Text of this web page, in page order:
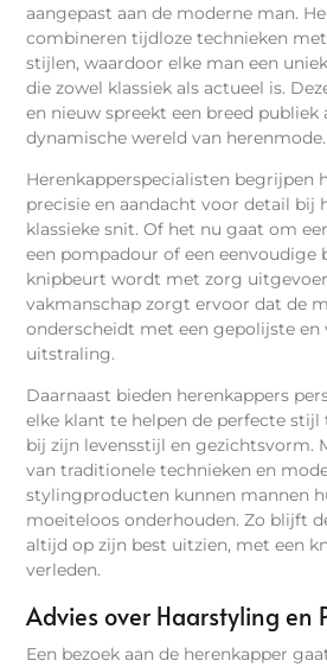
aangepast aan de moderne man.
combineren tijdloze technieken
stijlen, waardoor elke man een
die zowel klassiek als actueel is.
en nieuw spreekt een breed publiek
dynamische wereld van herenmode.
Herenkapperspecialisten begrijpen
precisie en aandacht voor detail bij
klassieke snit. Of het nu gaat om
een pompadour of een eenvoudige
knipbeurt wordt met zorg
vakmanschap zorgt ervoor dat de
onderscheidt met een gepolijste en
uitstraling.
Daarnaast bieden herenkappers
elke klant te helpen de perfecte stijl
bij zijn levensstijl en gezichtsvorm.
van traditionele technieken en
stylingproducten kunnen mannen
moeiteloos onderhouden. Zo blijft
altijd op zijn best uitzien, met een
verleden.
Advies over Haarstyling en
Een bezoek aan de herenkapper